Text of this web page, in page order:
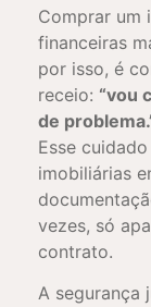
Comprar um
financeiras
por isso, é
receio: “vou
de
Esse
imobiliárias
vezes, só
contrato.
A segurança